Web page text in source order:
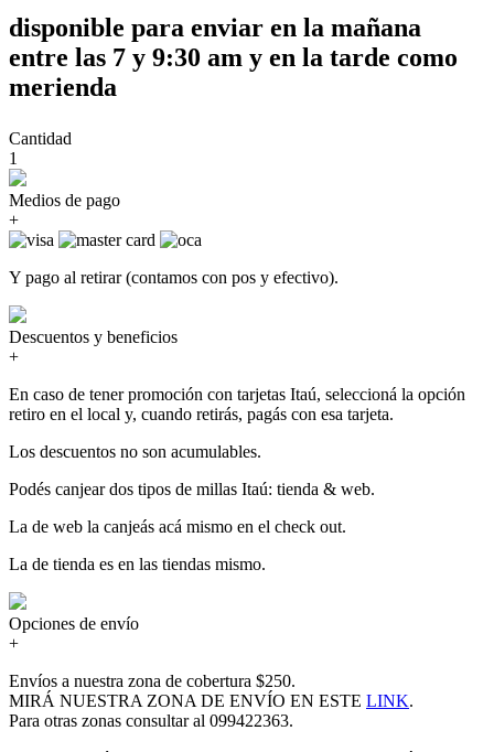
disponible para enviar en la mañana
entre las 7 y 9:30 am y en la tarde como
merienda
Cantidad
1
Medios de pago
+
Y pago al retirar (contamos con pos y efectivo).
Descuentos y beneficios
+
En caso de tener promoción con tarjetas Itaú, seleccioná la opción
retiro en el local y, cuando retirás, pagás con esa tarjeta.
Los descuentos no son acumulables.
Podés canjear dos tipos de millas Itaú: tienda & web.
La de web la canjeás acá mismo en el check out.
La de tienda es en las tiendas mismo.
Opciones de envío
+
Envíos a nuestra zona de cobertura $250.
MIRÁ NUESTRA ZONA DE ENVÍO EN ESTE LINK.
Para otras zonas consultar al 099422363.